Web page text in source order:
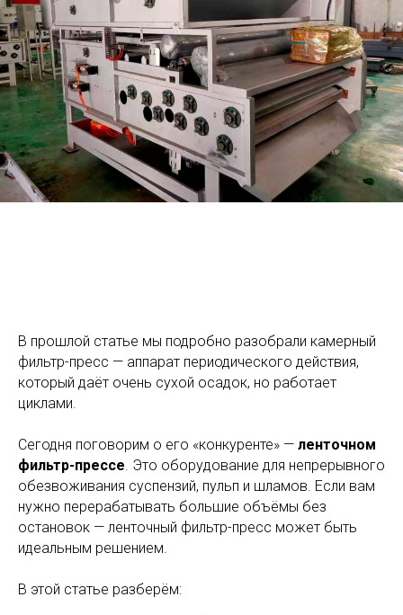
В прошлой статье мы подробно разобрали камерный
фильтр-пресс — аппарат периодического действия,
который даёт очень сухой осадок, но работает
циклами.
Сегодня поговорим о его «конкуренте» — ленточном
фильтр-прессе. Это оборудование для непрерывного
обезвоживания суспензий, пульп и шламов. Если вам
нужно перерабатывать большие объёмы без
остановок — ленточный фильтр-пресс может быть
идеальным решением.
В этой статье разберём: